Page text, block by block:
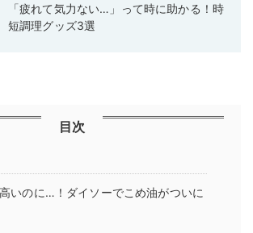
「疲れて気力ない…」って時に助かる！時
短調理グッズ3選
目次
いのに…！ダイソーでこめ油がついに